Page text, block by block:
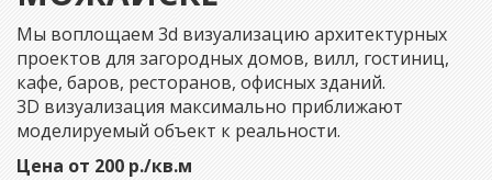
Мы воплощаем 3d визуализацию архитектурных
проектов для загородных домов, вилл, гостиниц,
кафе, баров, ресторанов, офисных зданий.
3D визуализация максимально приближают
моделируемый объект к реальности.
Цена от 200 р./кв.м